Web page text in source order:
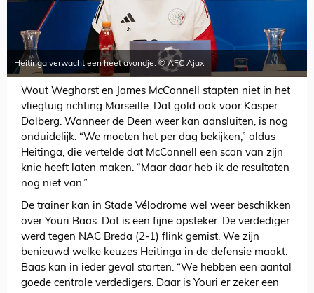
Heitinga verwacht een heet avondje. © AFC Ajax
Wout Weghorst en James McConnell stapten niet in het
vliegtuig richting Marseille. Dat gold ook voor Kasper
Dolberg. Wanneer de Deen weer kan aansluiten, is nog
onduidelijk. “We moeten het per dag bekijken,” aldus
Heitinga, die vertelde dat McConnell een scan van zijn
knie heeft laten maken. “Maar daar heb ik de resultaten
nog niet van.”
De trainer kan in Stade Vélodrome wel weer beschikken
over Youri Baas. Dat is een fijne opsteker. De verdediger
werd tegen NAC Breda (2-1) flink gemist. We zijn
benieuwd welke keuzes Heitinga in de defensie maakt.
Baas kan in ieder geval starten. “We hebben een aantal
goede centrale verdedigers. Daar is Youri er zeker een